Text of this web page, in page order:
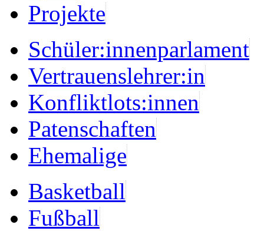
Projekte
Schüler:innenparlament
Vertrauenslehrer:in
Konfliktlots:innen
Patenschaften
Ehemalige
Basketball
Fußball